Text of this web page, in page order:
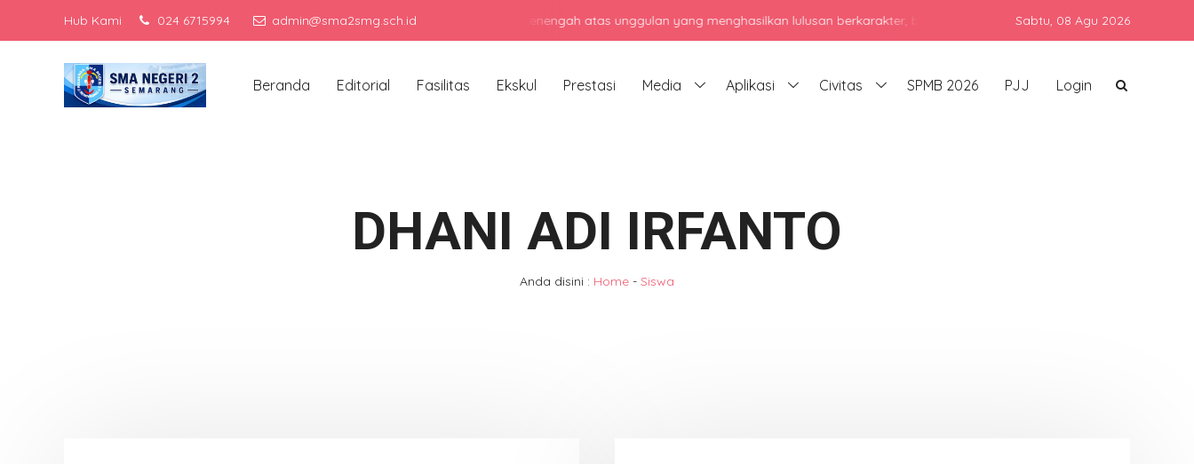
Hub Kami 024 6715994 admin@sma2smg.sch.idMenjadi sekolah menengah atas unggulan yang menghasilkan lulusan berkarakter, berprestasi, dan siap bersaing di era global dengan
Sabtu, 08 Agu 2026
Beranda Editorial Fasilitas Ekskul Prestasi Media Aplikasi Civitas SPMB 2026 PJJ Login
DHANI ADI IRFANTO
Anda disini : Home - Siswa